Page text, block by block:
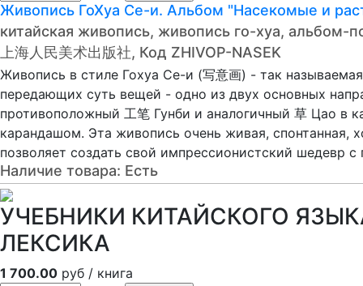
Живопись ГоХуа Се-и. Альбом "Насекомые и
китайская живопись, живопись го-хуа, альбом-
上海人民美术出版社, Код ZHIVOP-NASEK
Живопись в стиле Гохуа Се-и (写意画) - так
передающих суть вещей - одно из двух основных
противоположный 工笔 Гунби и аналогичный 草 Цао в
карандашом. Эта живопись очень живая, спонтанная,
позволяет создать свой импрессионистский шедевр
Наличие товара: Есть
УЧЕБНИКИ КИТАЙСКОГО
ЛЕКСИКА
1 700.00 руб / книга